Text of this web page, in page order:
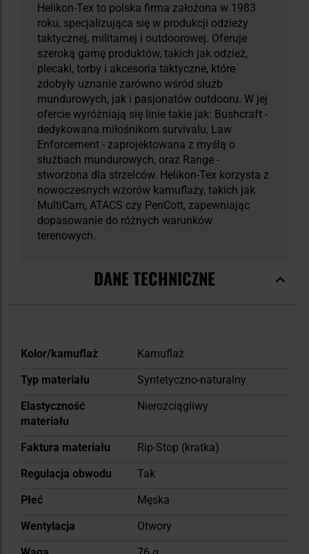
Helikon-Tex to polska firma założona w 1983
roku, specjalizująca się w produkcji odzieży
taktycznej, militarnej i outdoorowej. Oferuje
szeroką gamę produktów, takich jak odzież,
plecaki, torby i akcesoria taktyczne, które
zdobyły uznanie zarówno wśród służb
mundurowych, jak i pasjonatów outdooru. W jej
ofercie wyróżniają się linie takie jak: Bushcraft -
dedykowana miłośnikom survivalu, Law
Enforcement - zaprojektowana z myślą o
służbach mundurowych, oraz Range -
stworzona dla strzelców. Helikon-Tex korzysta z
nowoczesnych wzorów kamuflaży, takich jak
MultiCam, ATACS czy PenCott, zapewniając
dopasowanie do różnych warunków
terenowych.
DANE TECHNICZNE
Więcej
Kolor/kamuflaż
Kamuflaż
Typ materiału
Syntetyczno-naturalny
Elastyczność
materiału
Nierozciągliwy
Faktura materiału
Rip-Stop (kratka)
Regulacja obwodu
Tak
Płeć
Męska
Wentylacja
Otwory